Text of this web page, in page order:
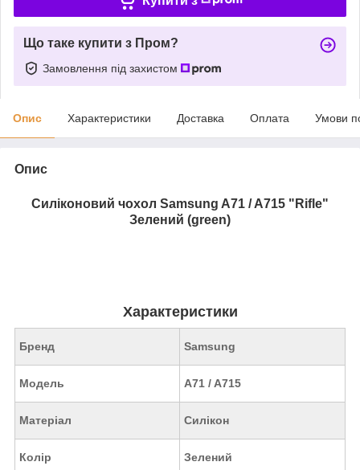
Що таке купити з Пром?
Замовлення під захистом
Опис Характеристики Доставка Оплата Умови
Опис
Силіконовий чохол Samsung A71 / A715 "Rifle"
Зелений (green)
Характеристики
Бренд Samsung
Модель A71 / A715
Матеріал Силікон
Колір Зелений